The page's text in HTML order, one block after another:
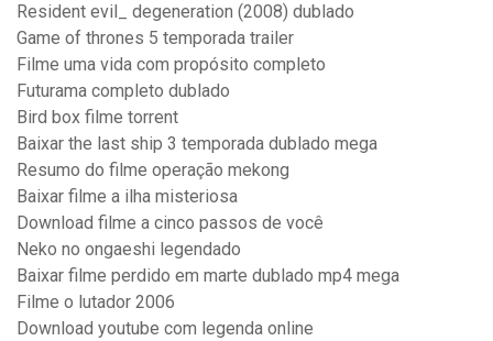
Resident evil_ degeneration (2008) dublado
Game of thrones 5 temporada trailer
Filme uma vida com propósito completo
Futurama completo dublado
Bird box filme torrent
Baixar the last ship 3 temporada dublado mega
Resumo do filme operação mekong
Baixar filme a ilha misteriosa
Download filme a cinco passos de você
Neko no ongaeshi legendado
Baixar filme perdido em marte dublado mp4 mega
Filme o lutador 2006
Download youtube com legenda online